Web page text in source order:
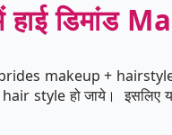
डिमांड
makeup +
style हो जाये। इसलिए